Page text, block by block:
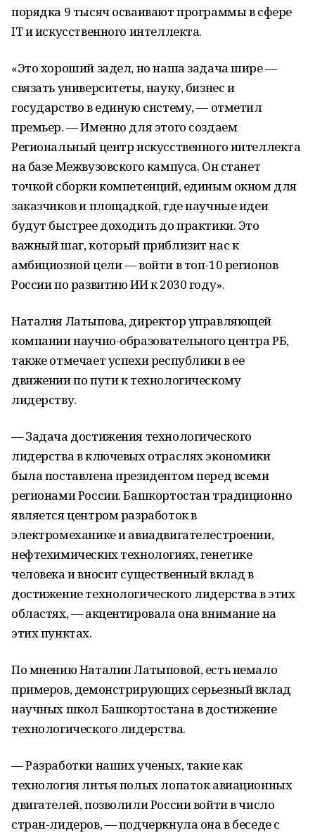
порядка 9 тысяч осваивают программы в сфере
IT и искусственного интеллекта.
«Это хороший задел, но наша задача шире —
связать университеты, науку, бизнес и
государство в единую систему, — отметил
премьер. — Именно для этого создаем
Региональный центр искусственного интеллекта
на базе Межвузовского кампуса. Он станет
точкой сборки компетенций, единым окном для
заказчиков и площадкой, где научные идеи
будут быстрее доходить до практики. Это
важный шаг, который приблизит нас к
амбициозной цели — войти в топ-10 регионов
России по развитию ИИ к 2030 году».
Наталия Латыпова, директор управляющей
компании научно-образовательного центра РБ,
также отмечает успехи республики в ее
движении по пути к технологическому
лидерству.
— Задача достижения технологического
лидерства в ключевых отраслях экономики
была поставлена президентом перед всеми
регионами России. Башкортостан традиционно
является центром разработок в
электромеханике и авиадвигателестроении,
нефтехимических технологиях, генетике
человека и вносит существенный вклад в
достижение технологического лидерства в этих
областях, — акцентировала она внимание на
этих пунктах.
По мнению Наталии Латыповой, есть немало
примеров, демонстрирующих серьезный вклад
научных школ Башкортостана в достижение
технологического лидерства.
— Разработки наших ученых, такие как
технология литья полых лопаток авиационных
двигателей, позволили России войти в число
стран-лидеров, — подчеркнула она в беседе с